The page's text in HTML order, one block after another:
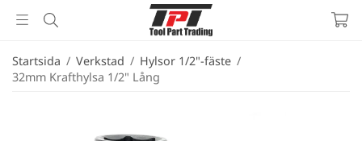
Startsida / Verkstad / Hylsor 1/2"-fäste /
32mm Krafthylsa 1/2" Lång